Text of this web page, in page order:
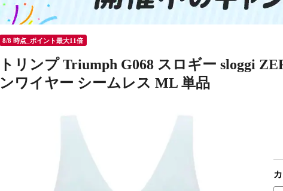
8/8 時点_ポイント最大11倍
トリンプ Triumph G068 スロギー sloggi
ンワイヤー シームレス ML 単品